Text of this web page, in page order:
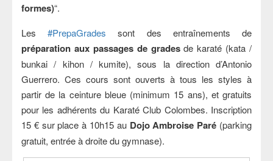
formes)“.
Les#PrepaGrades sont des entraînements de
préparation aux passages de gradesde karaté (kata /
bunkai / kihon / kumite), sous la direction d’Antonio
Guerrero. Ces cours sont ouverts à tous les styles à
partir de la ceinture bleue (minimum 15 ans), et gratuits
pour les adhérents du Karaté Club Colombes. Inscription
15 € sur place à 10h15 au Dojo Ambroise Paré (parking
gratuit, entrée à droite du gymnase).